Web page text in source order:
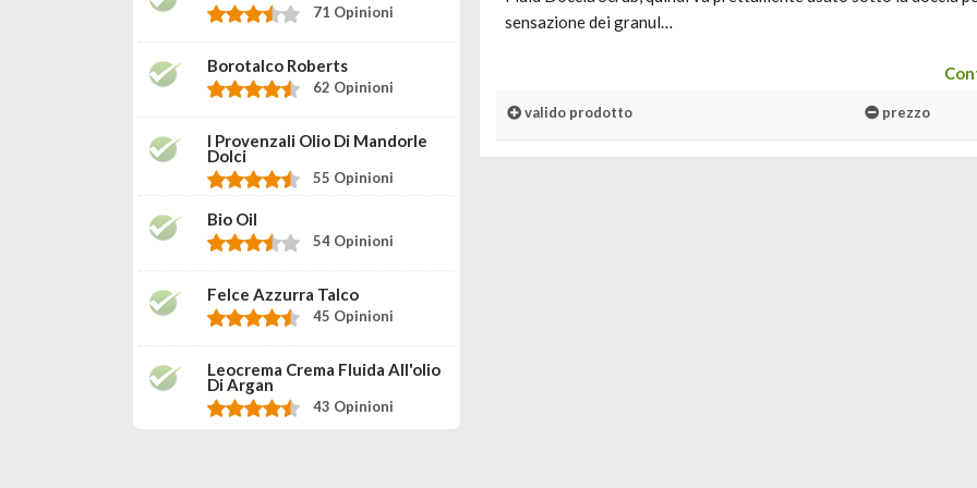
sensazione dei granul…
valido prodotto prezzo
71 Opinioni
Borotalco Roberts
62 Opinioni
I Provenzali Olio Di Mandorle
Dolci
55 Opinioni
Bio Oil
54 Opinioni
Felce Azzurra Talco
45 Opinioni
Leocrema Crema Fluida All'olio
Di Argan
43 Opinioni